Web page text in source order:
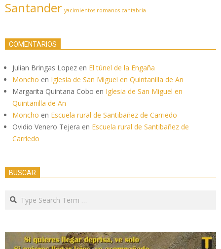
Santander yacimientos romanos cantabria
COMENTARIOS
Julian Bringas Lopez en El túnel de la Engaña
Moncho en Iglesia de San Miguel en Quintanilla de An
Margarita Quintana Cobo en Iglesia de San Miguel en
Quintanilla de An
Moncho en Escuela rural de Santibañez de Carriedo
Ovidio Venero Tejera en Escuela rural de Santibañez de
Carriedo
BUSCAR
Search